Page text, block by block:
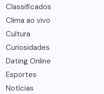
Classificados
Clima ao vivo
Cultura
Curiosidades
Dating Online
Esportes
Notícias